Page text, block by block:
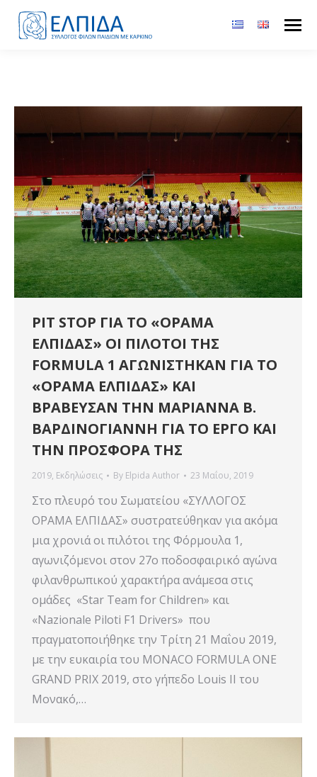
PIT STOP ΓΙΑ ΤΟ «ΟΡΑΜΑ
ΕΛΠΙΔΑΣ» ΟΙ ΠΙΛΟΤΟI ΤΗΣ
FORMULA 1 ΑΓΩΝΙΣΤΗΚΑΝ ΓΙΑ ΤΟ
«ΟΡΑΜΑ ΕΛΠΙΔΑΣ» ΚΑΙ
ΒΡΑΒΕΥΣΑΝ ΤΗΝ ΜΑΡΙΑΝΝΑ Β.
ΒΑΡΔΙΝΟΓΙΑΝΝΗ ΓΙΑ ΤΟ ΕΡΓΟ ΚΑΙ
ΤΗΝ ΠΡΟΣΦΟΡΑ ΤΗΣ
2019, Εκδηλώσεις By Elpida Author 23 Μαΐου, 2019
Στο πλευρό του Σωματείου «ΣΥΛΛΟΓΟΣ
ΟΡΑΜΑ ΕΛΠΙΔΑΣ» συστρατεύθηκαν για ακόμα
μια χρονιά οι πιλότοι της Φόρμουλα 1,
αγωνιζόμενοι στον 27ο ποδοσφαιρικό αγώνα
φιλανθρωπικού χαρακτήρα ανάμεσα στις
ομάδες «Star Team for Children» και
«Nazionale Piloti F1 Drivers» που
πραγματοποιήθηκε την Τρίτη 21 Μαΐου 2019,
με την ευκαιρία του MONACO FORMULA ONE
GRAND PRIX 2019, στο γήπεδο Louis II του
Μονακό,…